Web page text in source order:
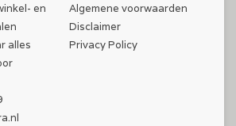
en
alles
Algemene voorwaarden
Disclaimer
Privacy Policy